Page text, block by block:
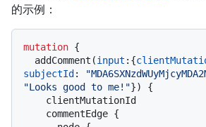
的示例：
mutation {
  addComment
(input : {
subjectId :
"Looks good to me!"})
{
    commentEdge
{